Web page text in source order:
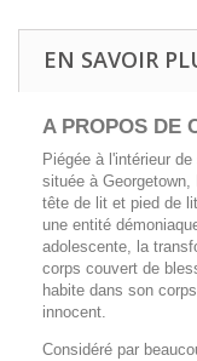
EN SAVOIR
A PROPOS DE
Piégée à l'intérieur
située à
tête de lit et pied de
une entité
adolescente, la
corps couvert de
habite dans son
innocent.
Considéré par